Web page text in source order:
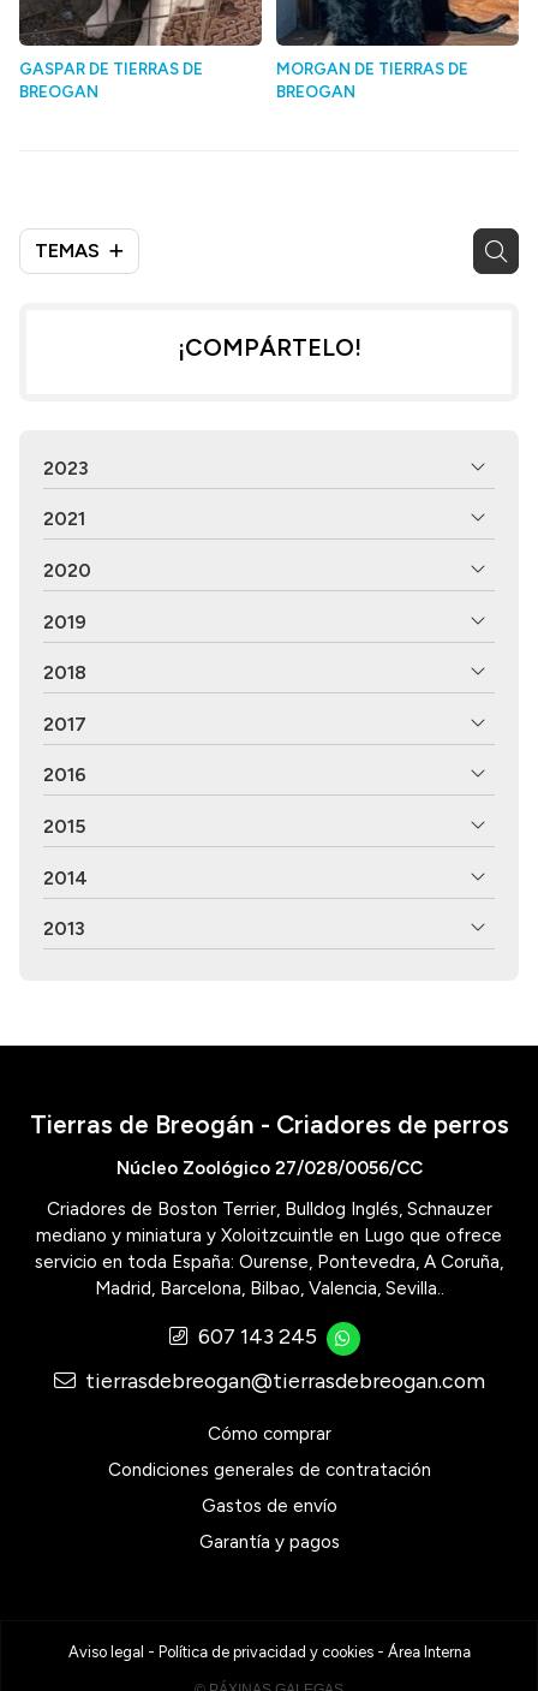
TEMAS
GASPAR DE TIERRAS DE
BREOGAN
MORGAN DE TIERRAS DE
BREOGAN
¡COMPÁRTELO!
2023
2021
2020
2019
2018
2017
2016
2015
2014
2013
Tierras de Breogán - Criadores de perros
Núcleo Zoológico 27/028/0056/CC
Criadores de Boston Terrier, Bulldog Inglés, Schnauzer
mediano y miniatura y Xoloitzcuintle en Lugo que ofrece
servicio en toda España: Ourense, Pontevedra, A Coruña,
Madrid, Barcelona, Bilbao, Valencia, Sevilla..
607 143 245
tierrasdebreogan@tierrasdebreogan.com
Cómo comprar
Condiciones generales de contratación
Gastos de envío
Garantía y pagos
Aviso legal - Política de privacidad y cookies- Área Interna